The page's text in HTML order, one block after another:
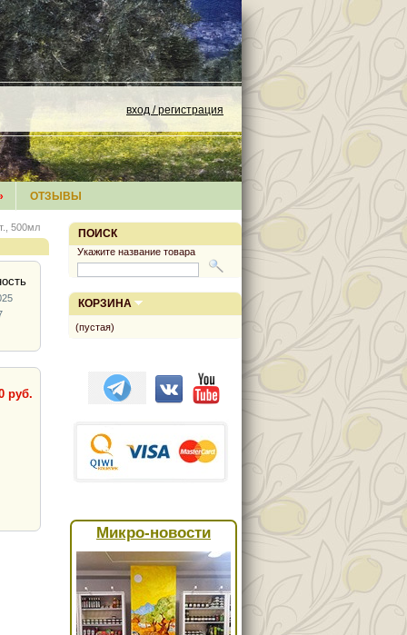
вход / регистрация
ОТЗЫВЫ
500мл
руб.
ПОИСК
Укажите название товара
КОРЗИНА
(пустая)
Микро-новости